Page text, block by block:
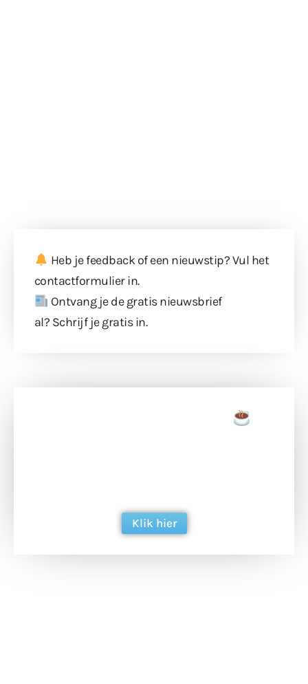
Heb je feedback of een nieuwstip? Vul het
contactformulierin.
Ontvang je de gratis nieuwsbrief
al? Schrijf je gratis in.
Klik hier